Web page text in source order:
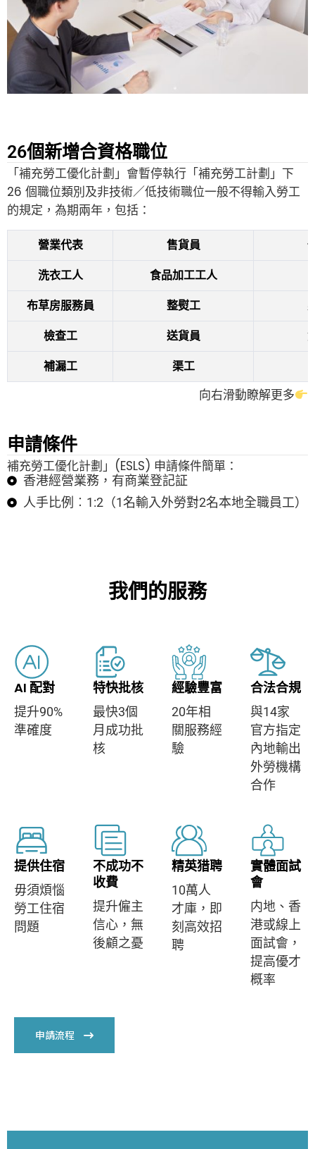
26個新增合資格職位
「補充勞工優化計劃」會暫停執行「補充勞工計劃」下
26 個職位類別及非技術／低技術職位一般不得輸入勞工
的規定，為期兩年，包括：
營業代表 售貨員
洗衣工人 食品加工工人
布草房服務員 整熨工
檢查工 送貨員
補漏工 渠工
向右滑動瞭解更多
申請條件
補充勞工優化計劃」(ESLS) 申請條件簡單：
香港經營業務，有商業登記証
人手比例︰1:2（1名輸入外勞對2名本地全職員工）
我們的服務
AI 配對
提升90%
準確度
特快批核
最快3個
月成功批
核
經驗豐富
20年相
關服務經
驗
合法合規
與14家
官方指定
內地輸出
外勞機構
合作
提供住宿
毋須煩惱
勞工住宿
問題
不成功不
收費
提升僱主
信心，無
後顧之憂
精英猎聘
10萬人
才庫，即
刻高效招
聘
實體面試
會
内地、香
港或線上
面試會，
提高優才
概率
申請流程